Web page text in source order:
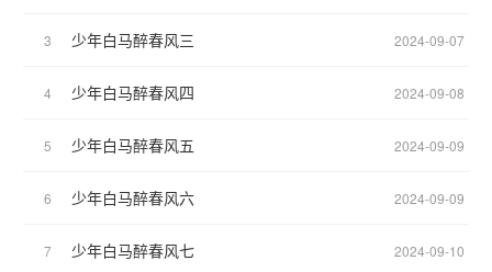
3 少年白马醉春风三 2024-09-07
4 少年白马醉春风四 2024-09-08
5 少年白马醉春风五 2024-09-09
6 少年白马醉春风六 2024-09-09
7 少年白马醉春风七 2024-09-10